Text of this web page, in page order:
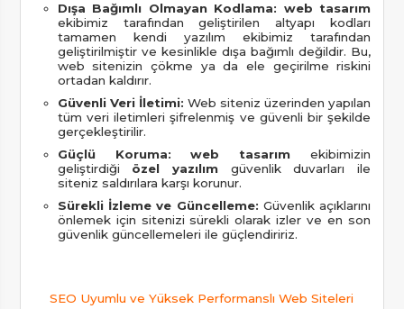
Dışa Bağımlı Olmayan Kodlama: web tasarım
ekibimiz tarafından geliştirilen altyapı kodları
tamamen kendi yazılım ekibimiz tarafından
geliştirilmiştir ve kesinlikle dışa bağımlı değildir. Bu,
web sitenizin çökme ya da ele geçirilme riskini
ortadan kaldırır.
Güvenli Veri İletimi: Web siteniz üzerinden yapılan
tüm veri iletimleri şifrelenmiş ve güvenli bir şekilde
gerçekleştirilir.
Güçlü Koruma:
web tasarım ekibimizin
geliştirdiği özel yazılım güvenlik duvarları ile
siteniz saldırılara karşı korunur.
Sürekli İzleme ve Güncelleme: Güvenlik açıklarını
önlemek için sitenizi sürekli olarak izler ve en son
güvenlik güncellemeleri ile güçlendiririz.
SEO Uyumlu ve Yüksek Performanslı Web Siteleri